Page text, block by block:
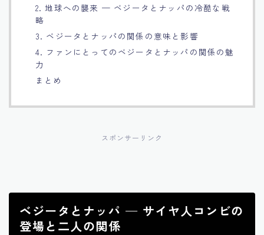
Bahasa Indonesia
Português
2. 地球への襲来 — ベジータとナッパの冷酷な戦
略
3. ベジータとナッパの関係の意味と影響
4. ファンにとってのベジータとナッパの関係の魅
力
まとめ
スポンサーリンク
ベジータとナッパ — サイヤ人コンビの
登場と二人の関係